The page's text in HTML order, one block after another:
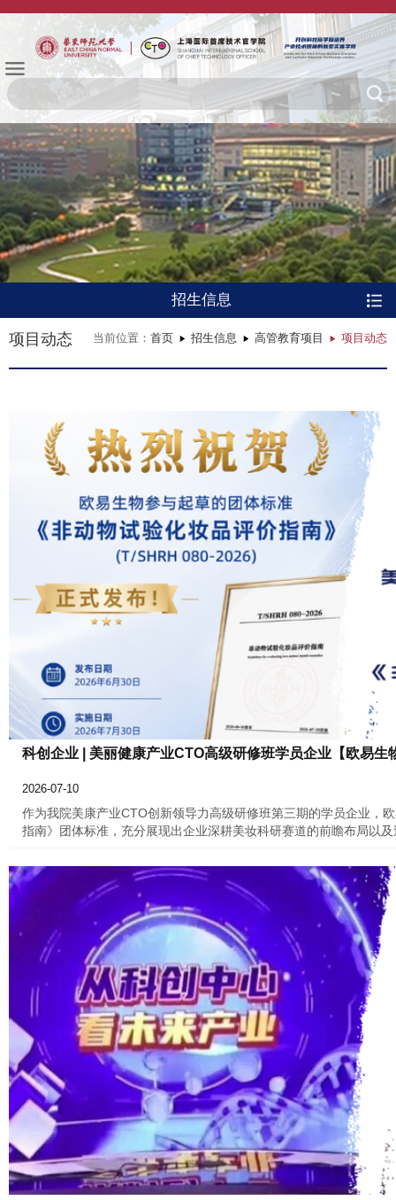
招生信息
项目动态 当前位置： 首页 招生信息 高管教育项目 项目动态
科创企业 | 美丽健康产业CTO高级研修班学员企业【欧易
2026-07-10
作为我院美康产业CTO创新领导力高级研修班第三期的学员企业，
指南》团体标准，充分展现出企业深耕美妆科研赛道的前瞻布局以
行业提质升级的出众实力，特此转载分享。